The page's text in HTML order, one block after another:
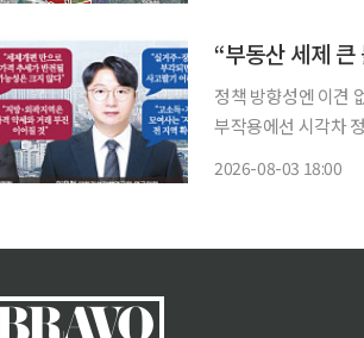
정책 방향성엔 이견
부작용에선 시각차 정부가 부동산 세제개편안을 내놓으면서 실거주 1주택자 보호와 초고가·
2026-08-03 18:00